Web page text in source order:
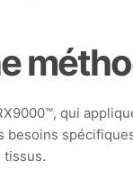
qui
tissus.